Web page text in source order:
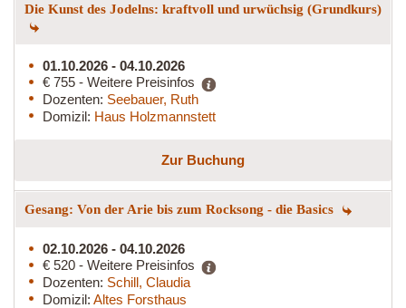
Die Kunst des Jodelns: kraftvoll und urwüchsig (Grundkurs)
01.10.2026 - 04.10.2026
€ 755 - Weitere Preisinfos
Dozenten: Seebauer, Ruth
Domizil: Haus Holzmannstett
Zur Buchung
Gesang: Von der Arie bis zum Rocksong - die Basics
02.10.2026 - 04.10.2026
€ 520 - Weitere Preisinfos
Dozenten: Schill, Claudia
Domizil: Altes Forsthaus